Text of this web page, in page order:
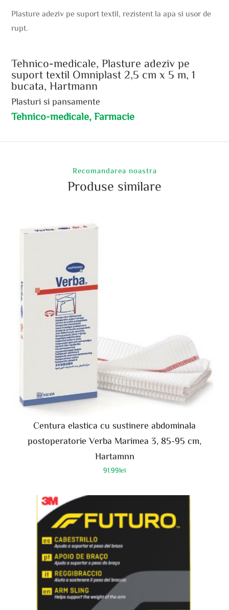
Plasture adeziv pe suport textil, rezistent la apa si usor de
rupt.
Tehnico-medicale, Plasture adeziv pe
suport textil Omniplast 2,5 cm x 5 m, 1
bucata, Hartmann
Plasturi si pansamente
Tehnico-medicale, Farmacie
Recomandarea noastra
Produse similare
Centura elastica cu sustinere abdominala
postoperatorie Verba Marimea 3, 85-95 cm,
Hartamnn
91.99lei